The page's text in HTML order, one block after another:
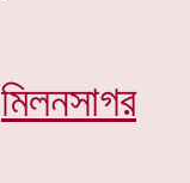
মিলনসাগর